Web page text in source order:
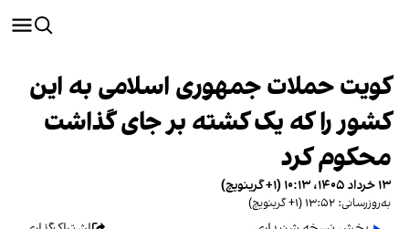
کویت حملات جمهوری اسلامی به این
کشور را که یک کشته بر جای گذاشت
محکوم کرد
۱۳ خرداد ۱۴۰۵، ۱۰:۱۳ (‎+۱ گرینویچ)
به‌روزرسانی: ۱۳:۵۲ (‎+۱ گرینویچ)